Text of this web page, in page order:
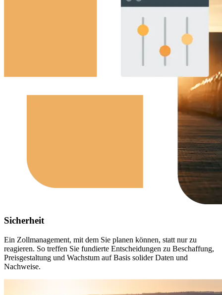
Sicherheit
Ein Zollmanagement, mit dem Sie planen können, statt nur zu
reagieren. So treffen Sie fundierte Entscheidungen zu Beschaffung,
Preisgestaltung und Wachstum auf Basis solider Daten und
Nachweise.